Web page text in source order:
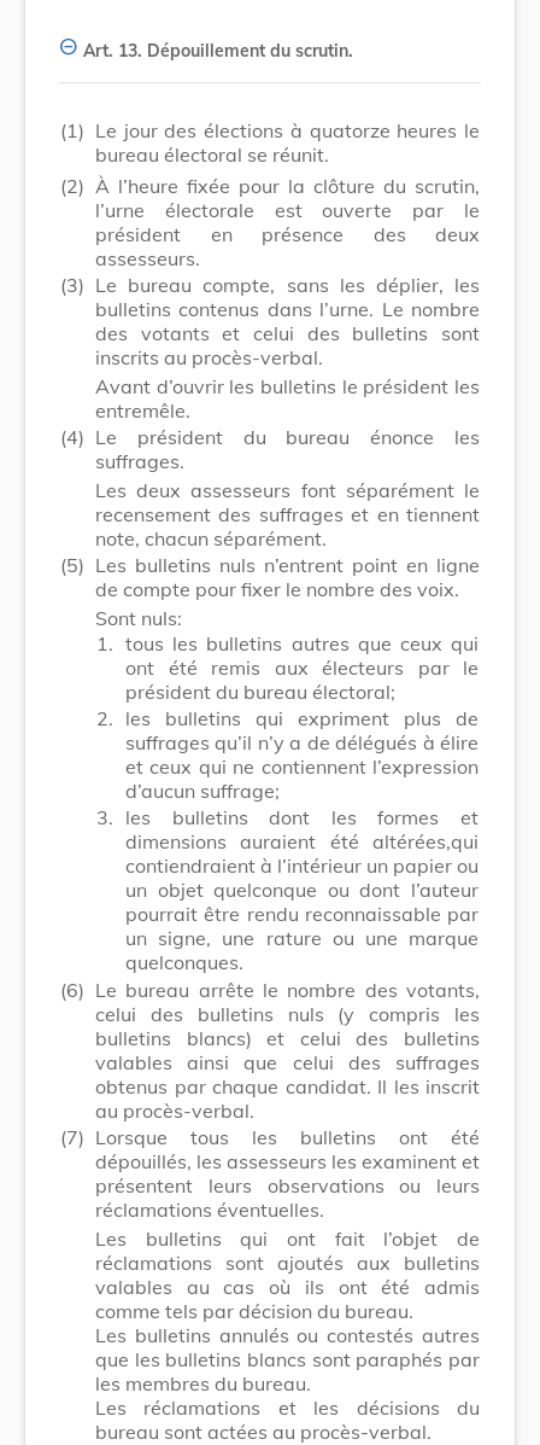
Art. 13. Dépouillement du scrutin.
(1) Le jour des élections à quatorze heures le
bureau électoral se réunit.
(2) À l’heure fixée pour la clôture du scrutin,
l’urne électorale est ouverte par le
président en présence des deux
assesseurs.
(3) Le bureau compte, sans les déplier, les
bulletins contenus dans l’urne. Le nombre
des votants et celui des bulletins sont
inscrits au procès-verbal.
Avant d’ouvrir les bulletins le président les
entremêle.
(4) Le président du bureau énonce les
suffrages.
Les deux assesseurs font séparément le
recensement des suffrages et en tiennent
note, chacun séparément.
(5) Les bulletins nuls n’entrent point en ligne
de compte pour fixer le nombre des voix.
Sont nuls:
1. tous les bulletins autres que ceux qui
ont été remis aux électeurs par le
président du bureau électoral;
2. les bulletins qui expriment plus de
suffrages qu’il n’y a de délégués à élire
et ceux qui ne contiennent l’expression
d’aucun suffrage;
3. les bulletins dont les formes et
dimensions auraient été altérées,qui
contiendraient à l’intérieur un papier ou
un objet quelconque ou dont l’auteur
pourrait être rendu reconnaissable par
un signe, une rature ou une marque
quelconques.
(6) Le bureau arrête le nombre des votants,
celui des bulletins nuls (y compris les
bulletins blancs) et celui des bulletins
valables ainsi que celui des suffrages
obtenus par chaque candidat. Il les inscrit
au procès-verbal.
(7) Lorsque tous les bulletins ont été
dépouillés, les assesseurs les examinent et
présentent leurs observations ou leurs
réclamations éventuelles.
Les bulletins qui ont fait l’objet de
réclamations sont ajoutés aux bulletins
valables au cas où ils ont été admis
comme tels par décision du bureau.
Les bulletins annulés ou contestés autres
que les bulletins blancs sont paraphés par
les membres du bureau.
Les réclamations et les décisions du
bureau sont actées au procès-verbal.